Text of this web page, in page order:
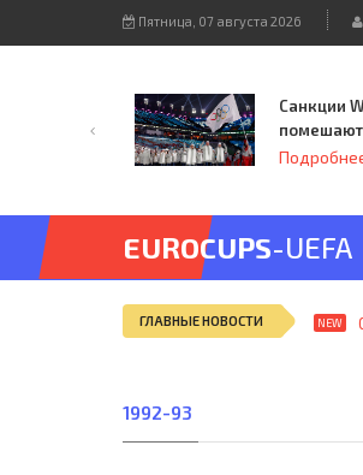
Пятница, 07 августа 2026
Санкции
помешают
принять
EUROCUPS-UEFA
ГЛАВНЫЕ НОВОСТИ NEW
1992-93